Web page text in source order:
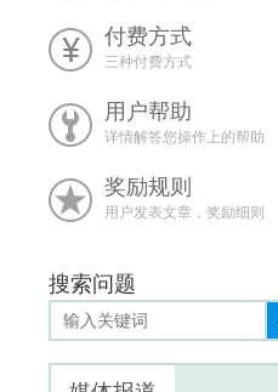
付费方式
三种付费方式
用户帮助
详情解答您操作上的帮助
奖励规则
用户发表文章，奖励细则
搜索问题